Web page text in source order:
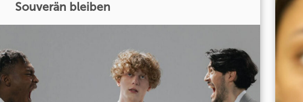
Souverän bleiben